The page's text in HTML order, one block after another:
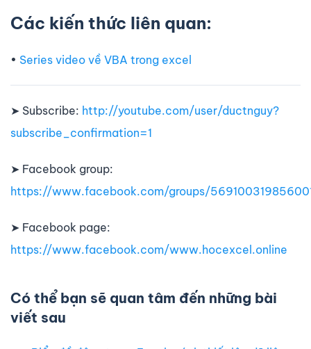
Các kiến thức liên quan:
• Series video về VBA trong excel
➤ Subscribe: http://youtube.com/user/ductnguy?
subscribe_confirmation=1
➤ Facebook group:
https://www.facebook.com/groups/
➤ Facebook page:
https://www.facebook.com/www.hocexcel.online
Có thể bạn sẽ quan tâm đến những bài
viết sau